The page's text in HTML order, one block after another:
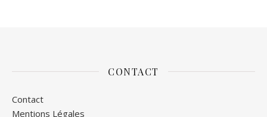
CONTACT
Contact
Mentions Légales